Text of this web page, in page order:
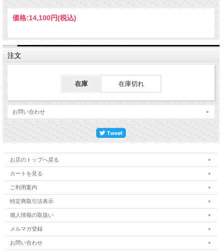
■材質 ポリエチレン
用途は何にでも！引越時や商品発送の際にはもってこい！最もおすすめです。
価格:14,100円(税込)
注文
在庫 在庫切れ
お問い合わせ
お店のトップへ戻る
カートを見る
ご利用案内
特定商取引法表示
個人情報の取扱い
メルマガ登録
お問い合わせ